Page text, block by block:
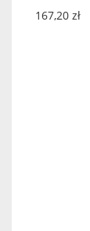
167,20 zł